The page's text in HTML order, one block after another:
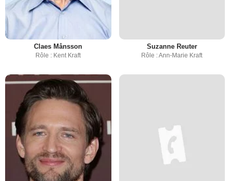
Claes Månsson
Rôle : Kent Kraft
Suzanne Reuter
Rôle : Ann-Marie Kraft